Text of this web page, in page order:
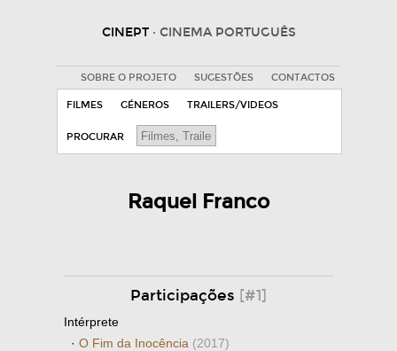
CINEPT · CINEMA PORTUGUÊS
SOBRE O PROJETO SUGESTÕES CONTACTOS
FILMES GÉNEROS TRAILERS/VIDEOS
PROCURAR
Raquel Franco
Participações [#1]
Intérprete
· O Fim da Inocência (2017)